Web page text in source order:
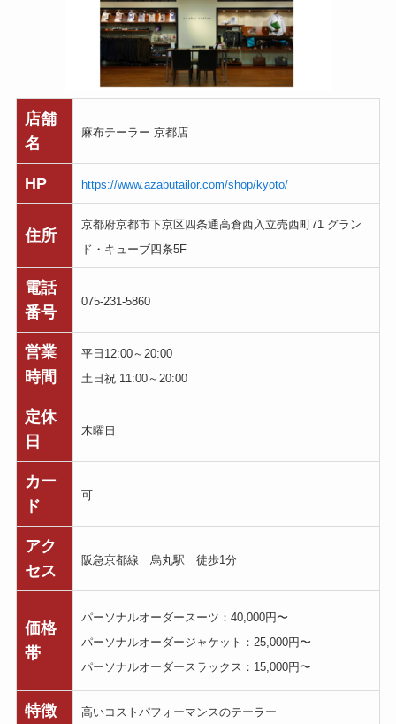
店舗
名
麻布テーラー 京都店
HP https://www.azabutailor.com/shop/kyoto/
住所
京都府京都市下京区四条通高倉西入立売西町71 グラン
ド・キューブ四条5F
電話
番号
075-231-5860
営業
時間
平日12:00～20:00
土日祝 11:00～20:00
定休
日
木曜日
カー
ド
可
アク
セス
阪急京都線 烏丸駅 徒歩1分
価格
帯
パーソナルオーダースーツ：40,000円〜
パーソナルオーダージャケット：25,000円〜
パーソナルオーダースラックス：15,000円〜
特徴 高いコストパフォーマンスのテーラー